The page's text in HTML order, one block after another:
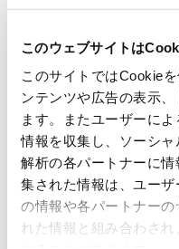
このウェブサイトは
このサイトではCookie
ンテンツや広告の表示
ます。またユーザーに
情報を収集し、ソーシ
解析の各パートナーに
集された情報は、ユー
の情報や各パートナー
れた情報と組み合わさ
来の水洗トイレと異な
水使用を削減できると
も使用できるため、ウ
貢献しています。
また、水道料金の削減
おり、長期的なコスト
設の水使用量の最適化
に努めてまいります。
廃棄物、水、化学物